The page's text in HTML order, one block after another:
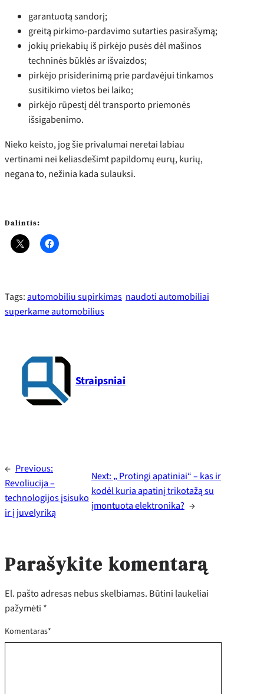
garantuotą sandorį;
greitą pirkimo-pardavimo sutarties pasirašymą;
jokių priekabių iš pirkėjo pusės dėl mašinos
techninės būklės ar išvaizdos;
pirkėjo prisiderinimą prie pardavėjui tinkamos
susitikimo vietos bei laiko;
pirkėjo rūpestį dėl transporto priemonės
išsigabenimo.
Nieko keisto, jog šie privalumai neretai labiau
vertinami nei keliasdešimt papildomų eurų, kurių,
negana to, nežinia kada sulauksi.
Dalintis:
Tags:automobiliu supirkimas naudoti automobiliai
superkame automobilius
Straipsniai
← Previous:
Revoliucija –
technologijos įsisuko
ir į juvelyriką
Next: „ Protingi apatiniai“ – kas ir
kodėl kuria apatinį trikotažą su
įmontuota elektronika? →
Parašykite komentarą
El. pašto adresas nebus skelbiamas. Būtini laukeliai
pažymėti *
Komentaras*